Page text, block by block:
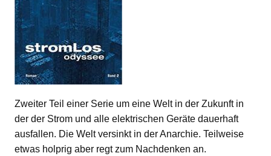
Zweiter Teil einer Serie um eine Welt in der Zukunft in
der der Strom und alle elektrischen Geräte dauerhaft
ausfallen. Die Welt versinkt in der Anarchie. Teilweise
etwas holprig aber regt zum Nachdenken an.